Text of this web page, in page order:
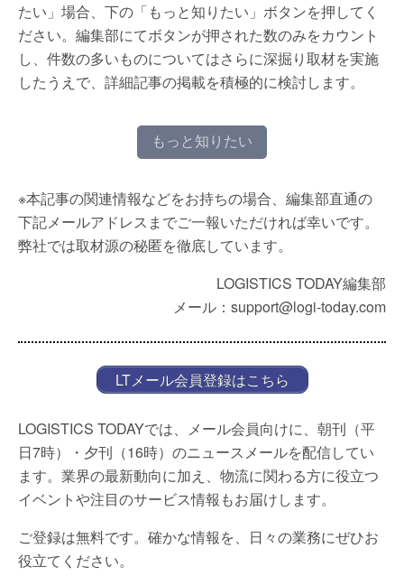
たい」場合、下の「もっと知りたい」ボタンを押してく
ださい。編集部にてボタンが押された数のみをカウント
し、件数の多いものについてはさらに深掘り取材を実施
したうえで、詳細記事の掲載を積極的に検討します。
もっと知りたい
※本記事の関連情報などをお持ちの場合、編集部直通の
下記メールアドレスまでご一報いただければ幸いです。
弊社では取材源の秘匿を徹底しています。
LOGISTICS TODAY編集部
メール：support@logi-today.com
LTメール会員登録はこちら
LOGISTICS TODAYでは、メール会員向けに、朝刊（平
日7時）・夕刊（16時）のニュースメールを配信してい
ます。業界の最新動向に加え、物流に関わる方に役立つ
イベントや注目のサービス情報もお届けします。
ご登録は無料です。確かな情報を、日々の業務にぜひお
役立てください。